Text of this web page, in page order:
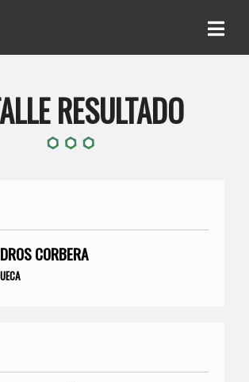
RESULTADO
CORBERA